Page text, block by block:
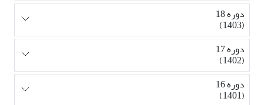
دوره 18
(1403)
دوره 17
(1402)
دوره 16
(1401)